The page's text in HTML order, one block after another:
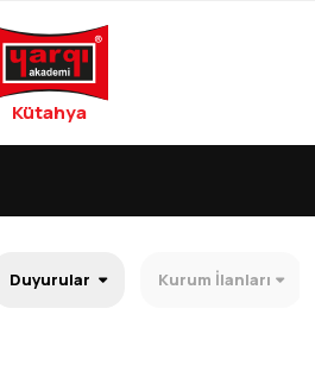
Kütahya
Duyurular Kurum İlanları